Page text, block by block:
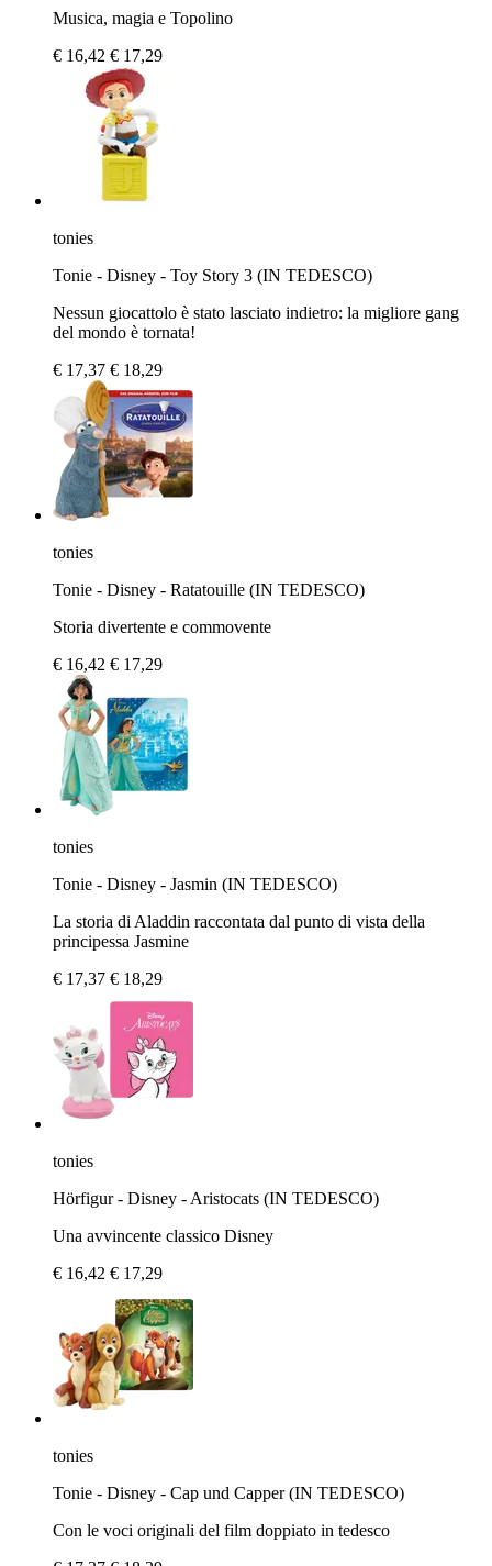
Musica, magia e Topolino
€ 16,42 € 17,29
tonies
Tonie - Disney - Toy Story 3 (IN TEDESCO)
Nessun giocattolo è stato lasciato indietro: la migliore gang
del mondo è tornata!
€ 17,37 € 18,29
tonies
Tonie - Disney - Ratatouille (IN TEDESCO)
Storia divertente e commovente
€ 16,42 € 17,29
tonies
Tonie - Disney - Jasmin (IN TEDESCO)
La storia di Aladdin raccontata dal punto di vista della
principessa Jasmine
€ 17,37 € 18,29
tonies
Hörfigur - Disney - Aristocats (IN TEDESCO)
Una avvincente classico Disney
€ 16,42 € 17,29
tonies
Tonie - Disney - Cap und Capper (IN TEDESCO)
Con le voci originali del film doppiato in tedesco